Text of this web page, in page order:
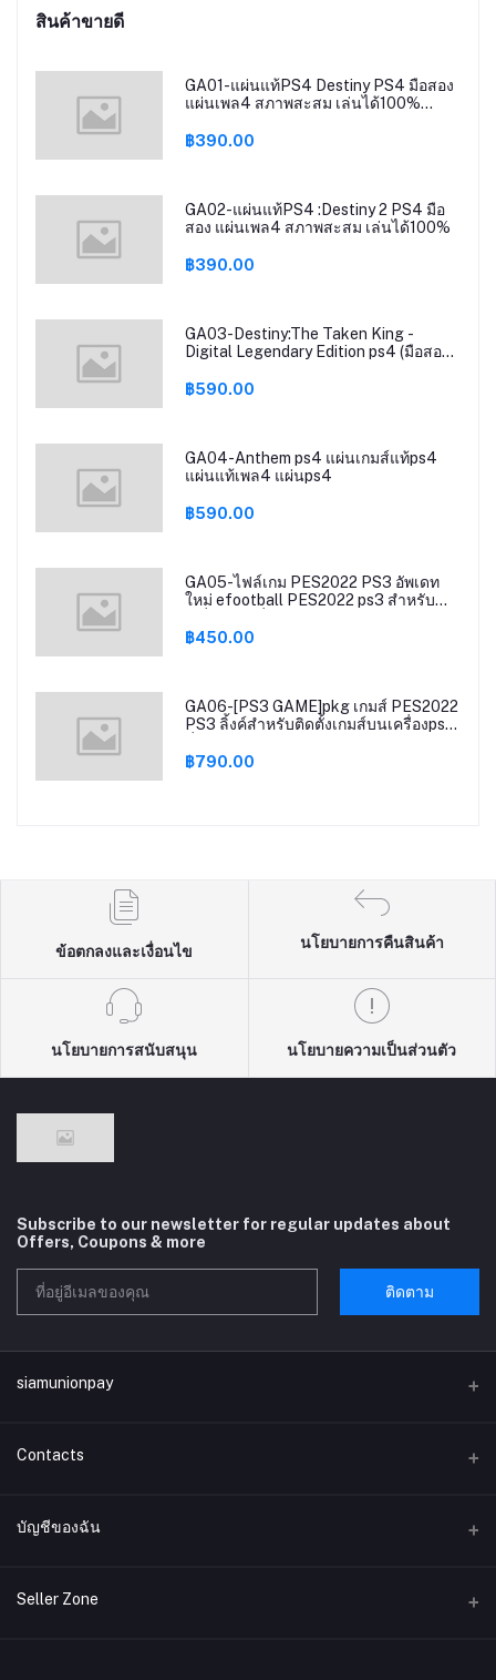
สินค้าขายดี
GA01-แผ่นแท้PS4 Destiny PS4 มือสอง
แผ่นเพล4 สภาพสะสม เล่นได้100%
฿390.00
GA02-แผ่นแท้PS4 :Destiny 2 PS4 มือ
สอง แผ่นเพล4 สภาพสะสม เล่นได้100%
฿390.00
GA03-Destiny:The Taken King -
Digital Legendary Edition ps4 (มือสอง)
฿590.00
GA04-Anthem ps4 แผ่นเกมส์แท้ps4
แผ่นแท้เพล4 แผ่นps4
฿590.00
GA05-ไฟล์เกม PES2022 PS3 อัพเดท
ใหม่ efootball PES2022 ps3 สำหรับ
PS3 GAME
฿450.00
GA06-[PS3 GAME]pkg เกมส์ PES2022
PS3 ลิ้งค์สำหรับติดตั้งเกมส์บนเครื่องps3
Hen
฿790.00
ข้อตกลงและเงื่อนไข
นโยบายการคืนสินค้า
นโยบายการสนับสนุน นโยบายความเป็นส่วนตัว
Subscribe to our newsletter for regular updates about
Offers, Coupons & more
ติดตาม
siamunionpay
Contacts
ที่อยู่
โทรศัพท์
บัญชีของฉัน
เข้าสู่ระบบ
Seller Zone